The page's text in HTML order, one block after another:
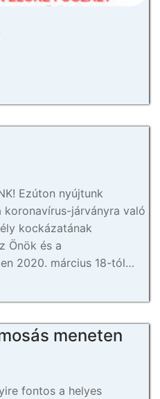
Ezúton nyújtunk
járványra való
kockázatának
Önök és a
2020. március 18-tól…
meneten
fontos a helyes